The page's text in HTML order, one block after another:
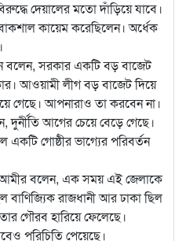
দেয়ালের মতো দাঁড়িয়ে যাবে।
কায়েম করেছিলেন। অর্ধেক
বলেন, সরকার একটি বড় বাজেট
আওয়ামী লীগ বড় বাজেট দিয়ে
গেছে। আপনারাও তা করবেন না।
দুর্নীতি আগের চেয়ে বেড়ে গেছে।
একটি গোষ্ঠীর ভাগ্যের পরিবর্তন
আমীর বলেন, এক সময় এই জেলাকে
বাণিজ্যিক রাজধানী আর ঢাকা ছিল
গৌরব হারিয়ে ফেলেছে।
পরিচিতি পেয়েছে।